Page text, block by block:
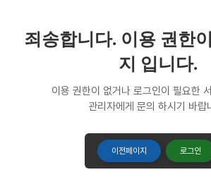
죄송합니다. 이용 권한
지 입니다.
이용 권한이 없거나 로그인이 필요한
관리자에게 문의 하시기 바랍
이전페이지 로그인